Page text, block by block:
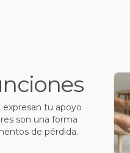
tu apoyo
son una forma
de pérdida.